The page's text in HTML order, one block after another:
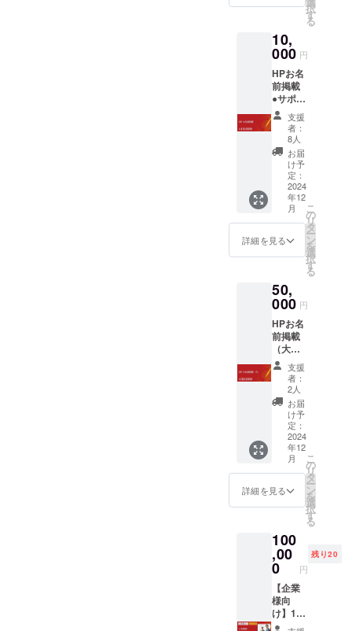
す。 ●
適性テ
ストチ
ケット1
枚をお
届けい
たしま
す。 あ
なたの
強み等
を明確
に診断
できま
す。 ●
キャリ
アカウ
ンセリ
ング1回
せてい
ただき
ます。
今のお
悩みを
お伺い
した上
で適切
なアド
バイス
をさせ
ていた
だきま
す。 ※
ご案内
ルで送
らせて
す。 ※
プロ
ジェク
ト終了
後、
メール
でのご
費用が
ない
分、
サービ
ス手数
料を除
いて全
て大切
に活動
内容に
活用さ
せてい
ただき
ます
択
す
る
10,
000 円
HPお名
前掲載
●サポー
ターと
して
ホーム
ページ
に社名
（個人
名）を
ご記載
いたし
ます。
・サイ
ズ：
280×20
期間：
掲載後1
年間 ※
掲載サ
イト：
サイト
が公開
できる
状態に
なり次
第活動
報告か
個別で
お伝え
させて
頂きま
す。 ※
す。
支援
者：
8人
お届
け予
定：
2024
年12
月
詳細を見る
こ
の
リ
タ
ー
ン
を
選
択
す
る
50,
000 円
HPお名
前掲載
（大）
●サポー
ターと
して
ホーム
ページ
に社名
（個人
名）を
ご記載
いたし
ます。
・サイ
ズ：
0 ※掲載
期間：
掲載後1
年間 ※
掲載サ
イト：
サイト
が公開
支援
者：
2人
お届
け予
定：
2024
年12
月
詳細を見る
こ
の
リ
タ
ー
ン
を
選
択
す
る
100
,00
0 円
残り20
【企業
様向
け】1名
採用